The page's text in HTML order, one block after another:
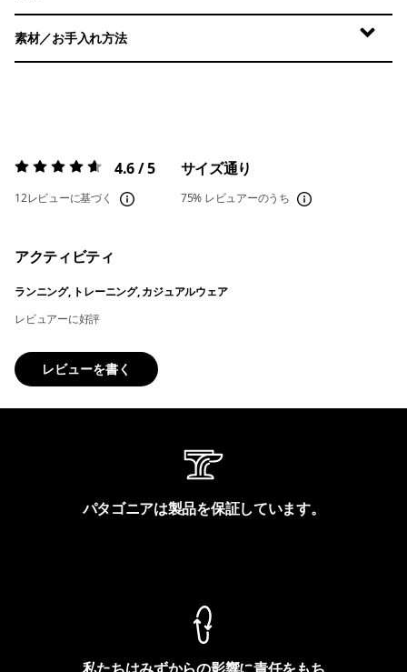
素材／お手入れ方法
評価:4.6 / 5 4.6 / 5
12レビューに基づく
サイズ通り
75% レビュアーのうち
アクティビティ
ランニング, トレーニング, カジュアルウェア
レビュアーに好評
レビューを書く
パタゴニアは製品を保証しています。